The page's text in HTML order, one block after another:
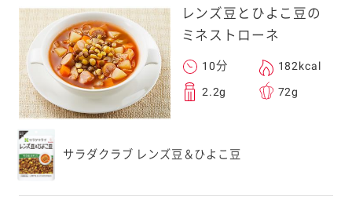
レンズ豆とひよこ豆の
ミネストローネ
10分 182kcal
2.2g 72g
サラダクラブ レンズ豆＆ひよこ豆